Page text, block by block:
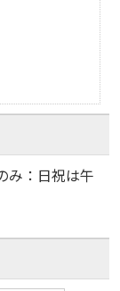
み：日祝は午